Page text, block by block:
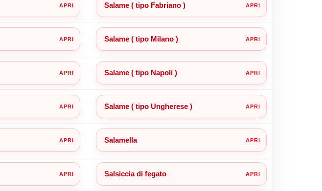
Salame ( tipo Fabriano )
Salame ( tipo Milano )
Salame ( tipo Napoli )
Salame ( tipo Ungherese )
Salamella
Salsiccia di fegato